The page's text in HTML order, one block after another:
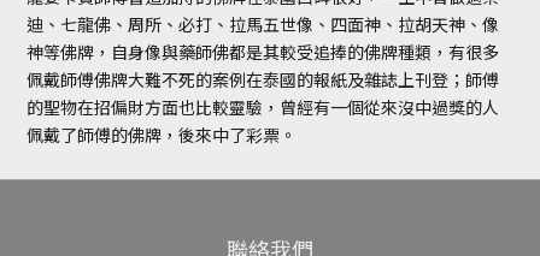
迪、七龍佛、周所、必打、拉馬五世像、四面神、拉胡天神、像
神等佛牌，自身像與藥師佛都是其較受追捧的佛牌種類，有很多
佩戴師傅佛牌大難不死的案例在泰國的報紙及雜誌上刊登；師傅
的聖物在招偏財方面也比較靈驗，曾經有一個從來沒中過獎的人
佩戴了師傅的佛牌，後來中了彩票。
聯絡我們